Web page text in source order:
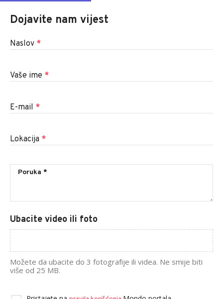
Dojavite nam vijest
Naslov *
Vaše ime *
E-mail *
Lokacija *
Ubacite video ili foto
Možete da ubacite do 3 fotografije ili videa. Ne smije biti
više od 25 MB.